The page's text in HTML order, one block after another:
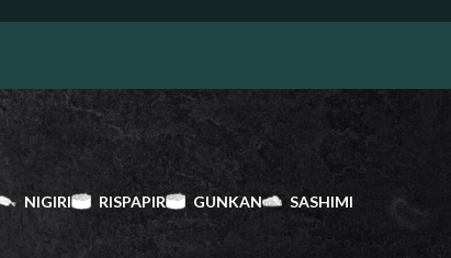
NIGIRI RISPAPIR GUNKAN SASHIMI